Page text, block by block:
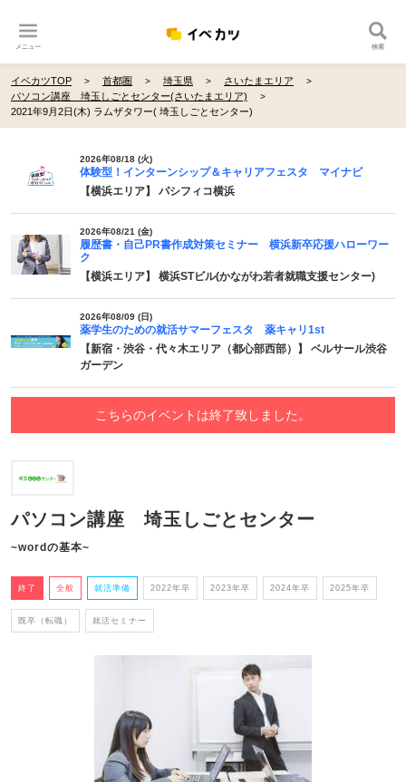
メニュー 検索
イベカツTOP 首都圏 埼玉県
さいたまエリア
パソコン講座 埼玉しごとセンター(さいたまエリア)
2021年9月2日(木) ラムザタワー( 埼玉しごとセンター)
2026年08/18 (火)
体験型！インターンシップ＆キャリアフェスタ マイナビ
【横浜エリア】 パシフィコ横浜
2026年08/21 (金)
履歴書・自己PR書作成対策セミナー 横浜新卒応援ハローワー
ク
【横浜エリア】 横浜STビル(かながわ若者就職支援センター)
2026年08/09 (日)
薬学生のための就活サマーフェスタ 薬キャリ1st
【新宿・渋谷・代々木エリア（都心部西部）】 ベルサール渋谷
ガーデン
こちらのイベントは終了致しました。
パソコン講座 埼玉しごとセンター
~wordの基本~
終了 全般 就活準備 2022年卒 2023年卒 2024年卒 2025年卒
既卒（転職） 就活セミナー